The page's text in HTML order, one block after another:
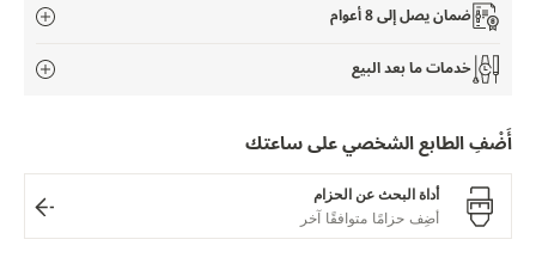
ضمان يصل إلى 8 أعوام
خدمات ما بعد البيع
أَضْفِ الطابع الشخصي على ساعتك
أداة البحث عن الحزام